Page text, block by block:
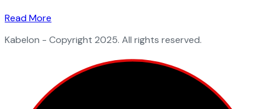
Read More
Kabelon - Copyright 2025. All rights reserved.